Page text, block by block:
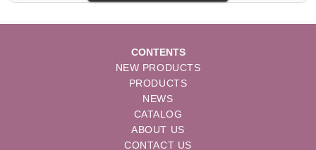
CONTENTS
NEW PRODUCTS
PRODUCTS
NEWS
CATALOG
ABOUT US
CONTACT US